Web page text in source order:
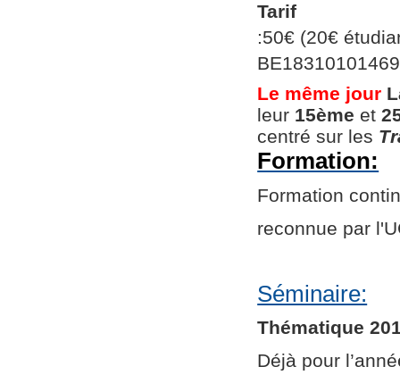
Tarif
:50€ (20€
Le même jour
leur 15ème et
centré sur les
Formation:
Formation
reconnue par
Séminaire:
Thématique
Déjà pour